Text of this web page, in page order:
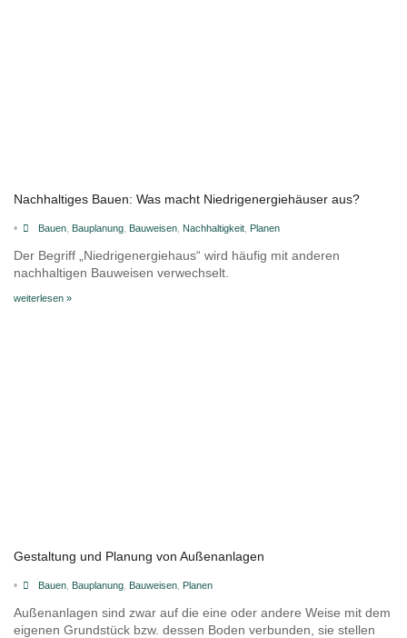
Nachhaltiges Bauen: Was macht Niedrigenergiehäuser aus?
• Bauen, Bauplanung, Bauweisen, Nachhaltigkeit, Planen
Der Begriff „Niedrigenergiehaus“ wird häufig mit anderen
nachhaltigen Bauweisen verwechselt.
weiterlesen »
Gestaltung und Planung von Außenanlagen
• Bauen, Bauplanung, Bauweisen, Planen
Außenanlagen sind zwar auf die eine oder andere Weise mit dem
eigenen Grundstück bzw. dessen Boden verbunden, sie stellen